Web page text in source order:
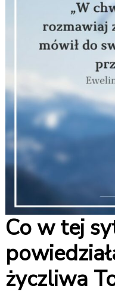
Co w tej
życzliwa